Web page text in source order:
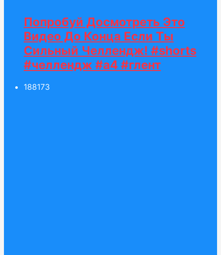
Попробуй Досмотреть Это
Видео До Конца Если Ты
Сильный Челлендж! #shorts
#челлендж #а4 #глент
188173